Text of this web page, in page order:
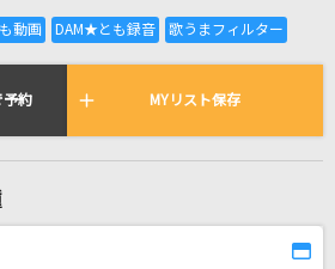
ムで歌われている曲の一覧
ン
予約 MYリスト保存